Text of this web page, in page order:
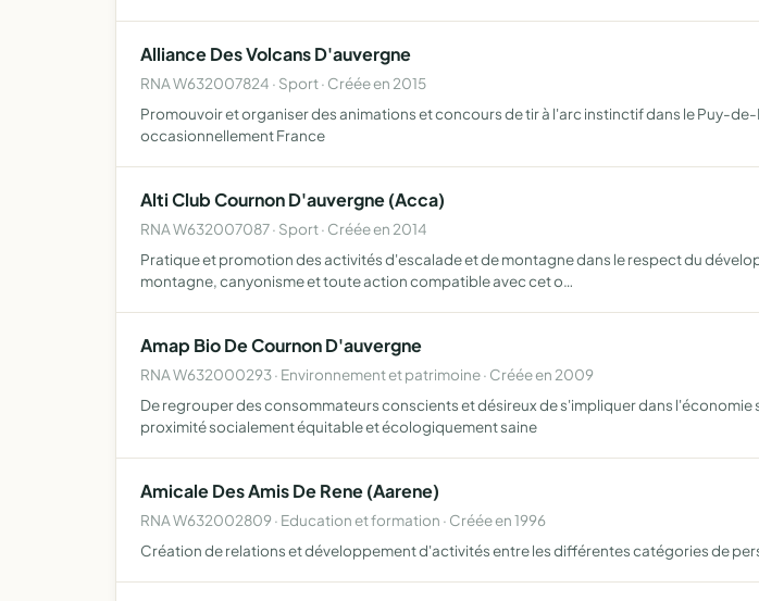
Alliance Des Volcans D'auvergne
RNA W632007824 · Sport · Créée en 2015
Promouvoir et organiser des animations et concours de tir à l'arc instinctif dans le Puy-
occasionnellement France
Alti Club Cournon D'auvergne (Acca)
RNA W632007087 · Sport · Créée en 2014
Pratique et promotion des activités d'escalade et de montagne dans le respect du
montagne, canyonisme et toute action compatible avec cet o…
Amap Bio De Cournon D'auvergne
RNA W632000293 · Environnement et patrimoine · Créée en 2009
De regrouper des consommateurs conscients et désireux de s'impliquer dans
proximité socialement équitable et écologiquement saine
Amicale Des Amis De Rene (Aarene)
RNA W632002809 · Education et formation · Créée en 1996
Création de relations et développement d'activités entre les différentes catégories de